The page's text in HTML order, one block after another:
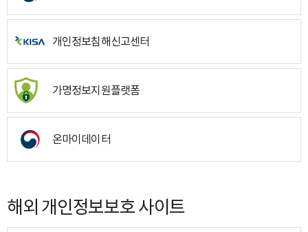
개인정보침해신고센터
가명정보지원플랫폼
온마이데이터
해외 개인정보보호 사이트